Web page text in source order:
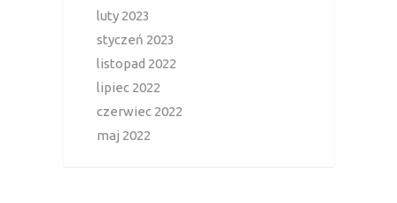
luty 2023
styczeń 2023
listopad 2022
lipiec 2022
czerwiec 2022
maj 2022